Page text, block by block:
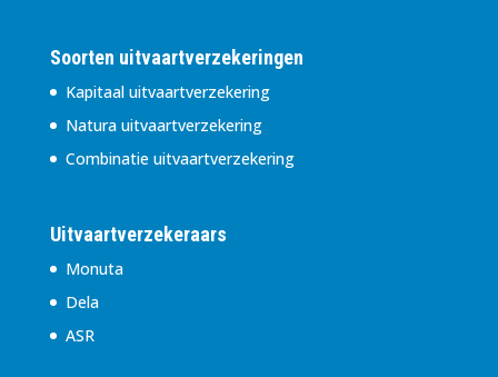
Soorten uitvaartverzekeringen
Kapitaal uitvaartverzekering
Natura uitvaartverzekering
Combinatie uitvaartverzekering
Uitvaartverzekeraars
Monuta
Dela
ASR